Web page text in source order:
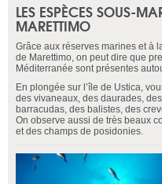
LES ESPÈCES SOUS-
MARETTIMO
Grâce aux réserves marines et à
de Marettimo, on peut dire que
Méditerranée sont présentes
En plongée sur l’île de Ustica,
des vivaneaux, des daurades,
barracudas, des balistes, des
On observe aussi de très beaux
et des champs de posidonies.